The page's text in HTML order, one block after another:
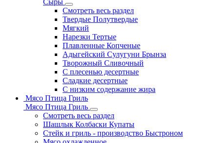
Сыры
Смотреть весь раздел
Твердые Полутвердые
Мягкий
Нарезки Тертые
Плавленные Копченые
Адыгейский Сулугуни Брынза
Творожный Сливочный
С плесенью десертные
Сладкие десертные
С низким содержание жира
Мясо Птица Гриль
Мясо Птица Гриль
Смотреть весь раздел
Шашлык Колбаски Купаты
Стейк и гриль - производство Быстроном